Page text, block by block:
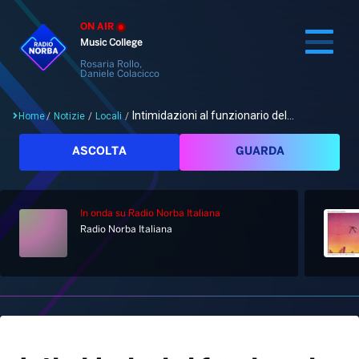
ON AIR
Music College
Rosaria Rollo,
Daniele Colacicco
Cerca
Palinsesto
Notizie
Home/ Notizie / Locali / Intimidazioni al funzionario del...
ASCOLTA GUARDA
In onda su Radio Norba Italiana
Radio Norba Italiana